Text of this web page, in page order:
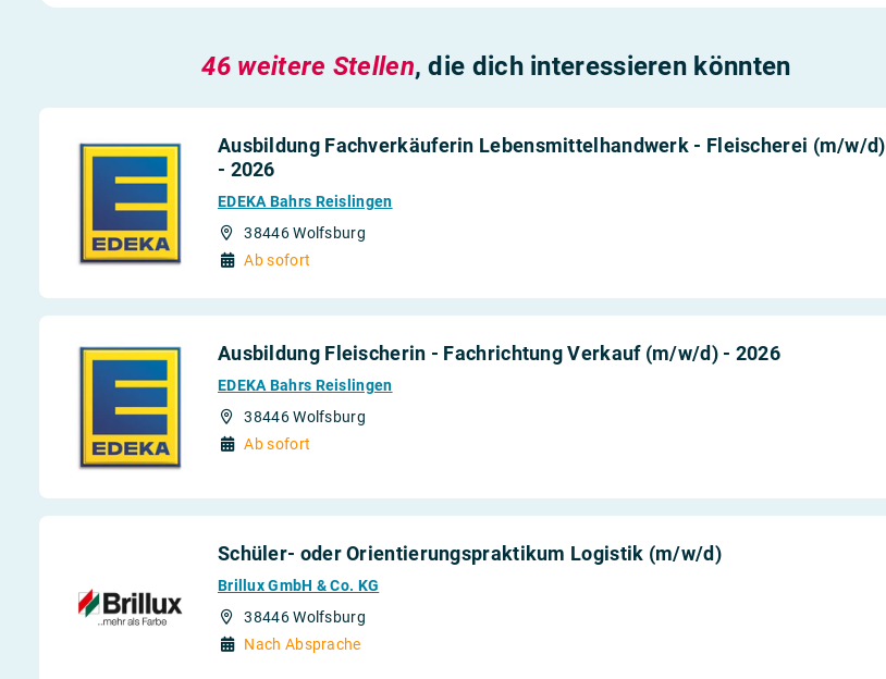
46 weitere Stellen, die dich interessieren könnten
Ausbildung Fachverkäuferin Lebensmittelhandwerk - Fleischerei (m/w/d)
- 2026
EDEKA Bahrs Reislingen
38446 Wolfsburg
Ab sofort
Ausbildung Fleischerin - Fachrichtung Verkauf (m/w/d) - 2026
EDEKA Bahrs Reislingen
38446 Wolfsburg
Ab sofort
Schüler- oder Orientierungspraktikum Logistik (m/w/d)
Brillux GmbH & Co. KG
38446 Wolfsburg
Nach Absprache